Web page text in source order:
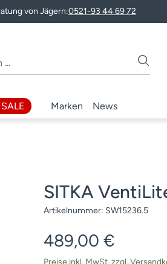
von Jägern:0521-93 44 69 72
SALE Marken News
SITKA
Artikelnummer: SW15236.5
Regulärer Preis:
489,00 €
Preise inkl. MwSt. zzgl.